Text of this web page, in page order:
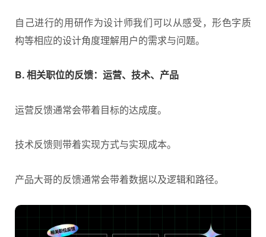
自己进行的用研作为设计师我们可以从感受，形色字质
构等相应的设计角度理解用户的需求与问题。
B. 相关职位的反馈：运营、技术、产品
运营反馈通常会带着目标的达成度。
技术反馈则带着实现方式与实现成本。
产品大哥的反馈通常会带着数据以及逻辑和路径。